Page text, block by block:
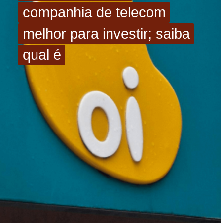
companhia de telecom
melhor para investir; saiba
qual é
companhia de telecom
melhor para investir; saiba
qual é